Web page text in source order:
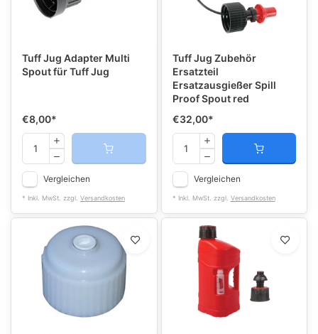
Tuff Jug Adapter Multi
Spout für Tuff Jug
€8,00*
Vergleichen
* Inkl. MwSt. zzgl. Versandkosten
Tuff Jug Zubehör
Ersatzteil
Ersatzausgießer Spill
Proof Spout red
€32,00*
Vergleichen
* Inkl. MwSt. zzgl. Versandkosten